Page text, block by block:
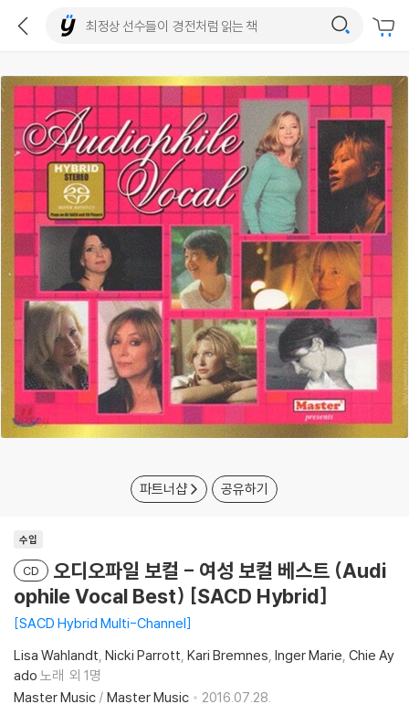
파트너샵 공유하기
수입
CD
오디오파일 보컬 - 여성 보컬 베스트 (Audi
ophile Vocal Best) [SACD Hybrid]
SACD Hybrid Multi-Channel
Lisa Wahlandt Nicki Parrott Kari Bremnes Inger Marie Chie Ay
ado 노래 외 1명
Master Music / Master Music 2016.07.28.